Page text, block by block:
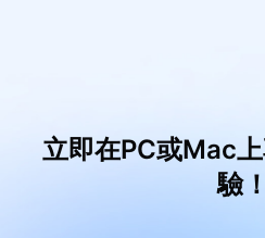
立即在PC或Mac
驗！